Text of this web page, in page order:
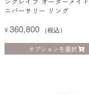
ニバーサリー リング
¥360,800 （税込）
オプションを選択